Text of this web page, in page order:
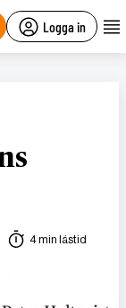
Logga in
4 min lästid